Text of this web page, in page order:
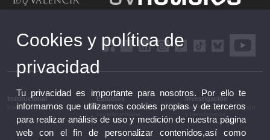
Institucional
Institucional
Estudios
Estudios y formación
Investigación
Investigación, innovación
Cookies y política de
privacidad
Tu privacidad es importante para nosotros. Por ello te
informamos que utilizamos cookies propias y de terceros
para realizar análisis de uso y medición de nuestra página
web con el fin de personalizar contenidos,así como